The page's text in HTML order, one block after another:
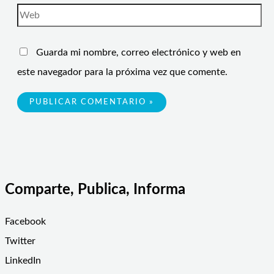
Guarda mi nombre, correo electrónico y web en
este navegador para la próxima vez que comente.
Comparte, Publica, Informa
Facebook
Twitter
LinkedIn